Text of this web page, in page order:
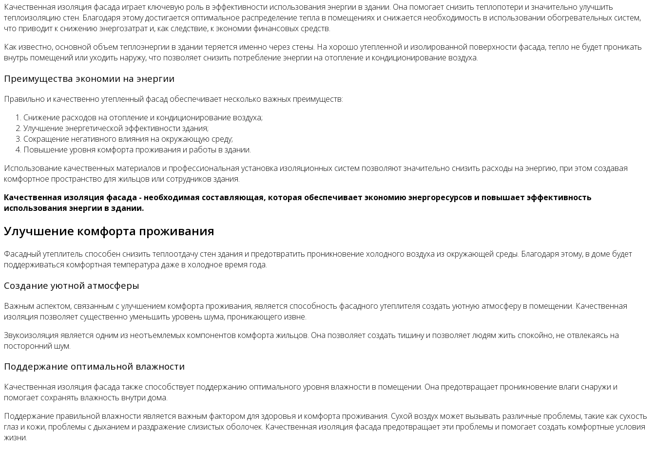
Качественная изоляция фасада играет ключевую роль в эффективности использования энергии в здании. Она помогает снизить теплопотери и значительно улучшить
теплоизоляцию стен. Благодаря этому достигается оптимальное распределение тепла в помещениях и снижается необходимость в использовании обогревательных систем,
что приводит к снижению энергозатрат и, как следствие, к экономии финансовых средств.
Как известно, основной объем теплоэнергии в здании теряется именно через стены. На хорошо утепленной и изолированной поверхности фасада, тепло не будет проникать
внутрь помещений или уходить наружу, что позволяет снизить потребление энергии на отопление и кондиционирование воздуха.
Преимущества экономии на энергии
Правильно и качественно утепленный фасад обеспечивает несколько важных преимуществ:
Снижение расходов на отопление и кондиционирование воздуха;
Улучшение энергетической эффективности здания;
Сокращение негативного влияния на окружающую среду;
Повышение уровня комфорта проживания и работы в здании.
Использование качественных материалов и профессиональная установка изоляционных систем позволяют значительно снизить расходы на энергию, при этом создавая
комфортное пространство для жильцов или сотрудников здания.
Качественная изоляция фасада - необходимая составляющая, которая обеспечивает экономию энергоресурсов и повышает эффективность
использования энергии в здании.
Улучшение комфорта проживания
Фасадный утеплитель способен снизить теплоотдачу стен здания и предотвратить проникновение холодного воздуха из окружающей среды. Благодаря этому, в доме будет
поддерживаться комфортная температура даже в холодное время года.
Создание уютной атмосферы
Важным аспектом, связанным с улучшением комфорта проживания, является способность фасадного утеплителя создать уютную атмосферу в помещении. Качественная
изоляция позволяет существенно уменьшить уровень шума, проникающего извне.
Звукоизоляция является одним из неотъемлемых компонентов комфорта жильцов. Она позволяет создать тишину и позволяет людям жить спокойно, не отвлекаясь на
посторонний шум.
Поддержание оптимальной влажности
Качественная изоляция фасада также способствует поддержанию оптимального уровня влажности в помещении. Она предотвращает проникновение влаги снаружи и
помогает сохранять влажность внутри дома.
Поддержание правильной влажности является важным фактором для здоровья и комфорта проживания. Сухой воздух может вызывать различные проблемы, такие как сухость
глаз и кожи, проблемы с дыханием и раздражение слизистых оболочек. Качественная изоляция фасада предотвращает эти проблемы и помогает создать комфортные условия
жизни.